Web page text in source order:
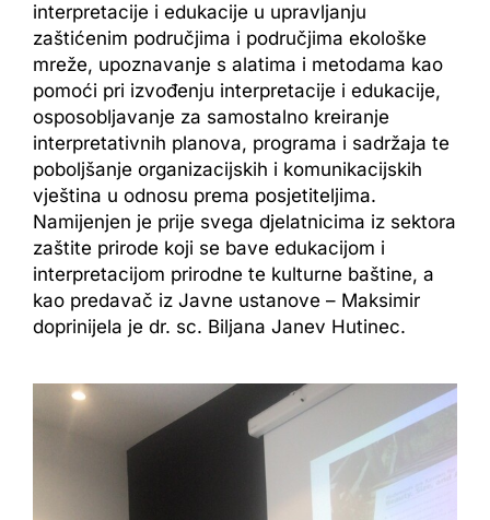
interpretacije i edukacije u upravljanju
zaštićenim područjima i područjima ekološke
mreže, upoznavanje s alatima i metodama kao
pomoći pri izvođenju interpretacije i edukacije,
osposobljavanje za samostalno kreiranje
interpretativnih planova, programa i sadržaja te
poboljšanje organizacijskih i komunikacijskih
vještina u odnosu prema posjetiteljima.
Namijenjen je prije svega djelatnicima iz sektora
zaštite prirode koji se bave edukacijom i
interpretacijom prirodne te kulturne baštine, a
kao predavač iz Javne ustanove – Maksimir
doprinijela je dr. sc. Biljana Janev Hutinec.